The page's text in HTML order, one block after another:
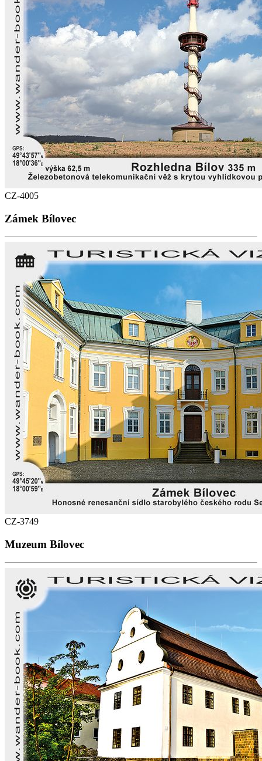
CZ-4005
Zámek Bílovec
CZ-3749
Muzeum Bílovec